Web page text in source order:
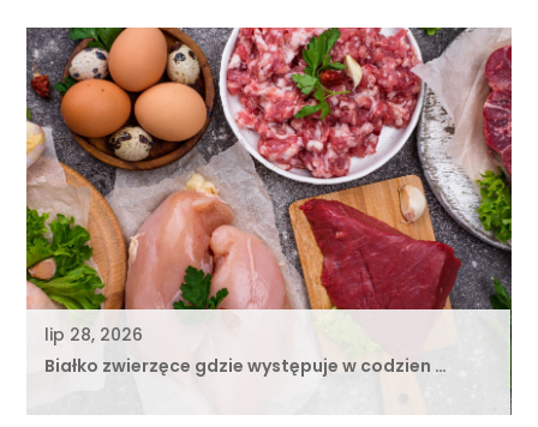
lip 28, 2026
Białko zwierzęce gdzie występuje w codzien …